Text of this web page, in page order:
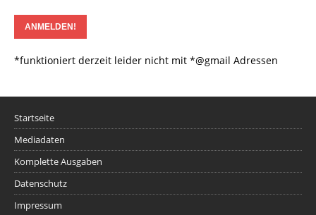
*funktioniert derzeit leider nicht mit *@gmail Adressen
Startseite
Mediadaten
Komplette Ausgaben
Datenschutz
Impressum